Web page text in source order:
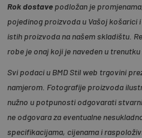
Rok dostave podložan je
pojedinog proizvoda u Vašoj košarici
istih proizvoda na našem skladištu.
robe je onaj koji je naveden u
Svi podaci u BMD Stil web trgovini
namjerom. Fotografije proizvoda
nužno u potpunosti odgovarati
ne odgovara za eventualne
specifikacijama, cijenama i